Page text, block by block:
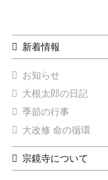
新着情報
お知らせ
大根太郎の日記
季節の行事
大改修 命の循環
宗鏡寺について